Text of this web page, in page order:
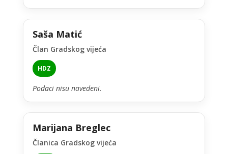
Saša Matić
Član Gradskog vijeća
HDZ
Podaci nisu navedeni.
Marijana Breglec
Članica Gradskog vijeća